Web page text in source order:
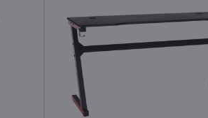
s výťahom a
hračka 21 v 1